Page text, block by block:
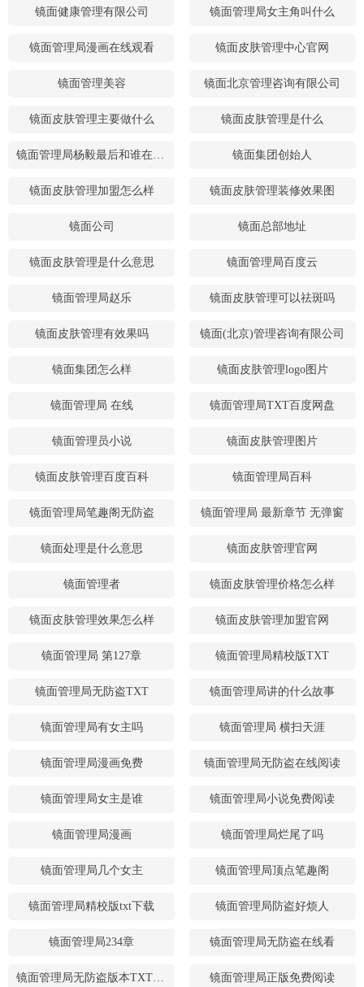
镜面健康管理有限公司 镜面管理局女主角叫什么
镜面管理局漫画在线观看 镜面皮肤管理中心官网
镜面管理美容 镜面北京管理咨询有限公司
镜面皮肤管理主要做什么 镜面皮肤管理是什么
镜面管理局杨毅最后和谁在一起了 镜面集团创始人
镜面皮肤管理加盟怎么样 镜面皮肤管理装修效果图
镜面公司 镜面总部地址
镜面皮肤管理是什么意思 镜面管理局百度云
镜面管理局赵乐 镜面皮肤管理可以祛斑吗
镜面皮肤管理有效果吗 镜面(北京)管理咨询有限公司
镜面集团怎么样 镜面皮肤管理logo图片
镜面管理局 在线 镜面管理局TXT百度网盘
镜面管理员小说 镜面皮肤管理图片
镜面皮肤管理百度百科 镜面管理局百科
镜面管理局笔趣阁无防盗 镜面管理局 最新章节 无弹窗
镜面处理是什么意思 镜面皮肤管理官网
镜面管理者 镜面皮肤管理价格怎么样
镜面皮肤管理效果怎么样 镜面皮肤管理加盟官网
镜面管理局 第127章 镜面管理局精校版TXT
镜面管理局无防盗TXT 镜面管理局讲的什么故事
镜面管理局有女主吗 镜面管理局 横扫天涯
镜面管理局漫画免费 镜面管理局无防盗在线阅读
镜面管理局女主是谁 镜面管理局小说免费阅读
镜面管理局漫画 镜面管理局烂尾了吗
镜面管理局几个女主 镜面管理局顶点笔趣阁
镜面管理局精校版txt下载 镜面管理局防盗好烦人
镜面管理局234章 镜面管理局无防盗在线看
镜面管理局无防盗版本TXT下载 镜面管理局正版免费阅读